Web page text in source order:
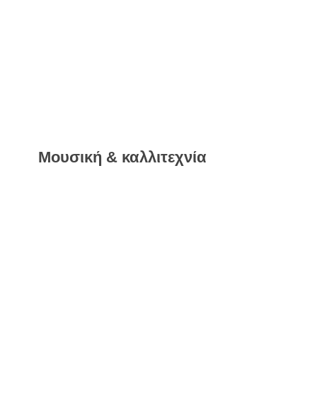
Μουσική & καλλιτεχνία